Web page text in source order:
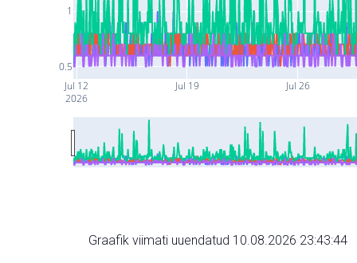
Jul 12
2026
Jul 19 Jul 26
0.5
1
Graafik viimati uuendatud 10.08.2026 23:43:44